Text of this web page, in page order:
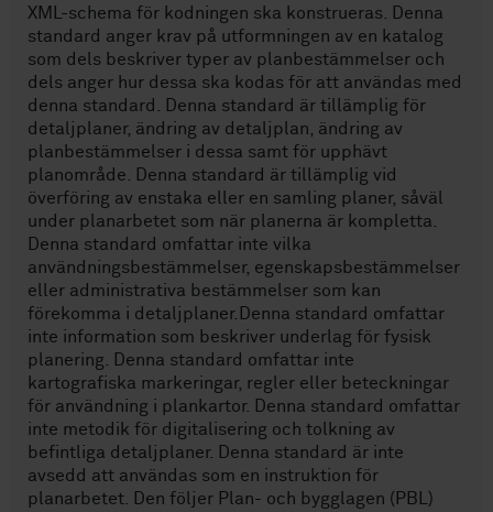
XML-schema för kodningen ska konstrueras. Denna
standard anger krav på utformningen av en katalog
som dels beskriver typer av planbestämmelser och
dels anger hur dessa ska kodas för att användas med
denna standard. Denna standard är tillämplig för
detaljplaner, ändring av detaljplan, ändring av
planbestämmelser i dessa samt för upphävt
planområde. Denna standard är tillämplig vid
överföring av enstaka eller en samling planer, såväl
under planarbetet som när planerna är kompletta.
Denna standard omfattar inte vilka
användningsbestämmelser, egenskapsbestämmelser
eller administrativa bestämmelser som kan
förekomma i detaljplaner.Denna standard omfattar
inte information som beskriver underlag för fysisk
planering. Denna standard omfattar inte
kartografiska markeringar, regler eller beteckningar
för användning i plankartor. Denna standard omfattar
inte metodik för digitalisering och tolkning av
befintliga detaljplaner. Denna standard är inte
avsedd att användas som en instruktion för
planarbetet. Den följer Plan- och bygglagen (PBL)